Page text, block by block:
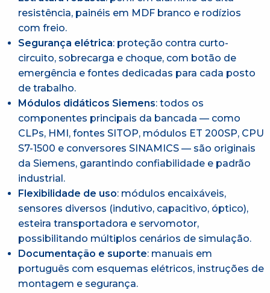
resistência, painéis em MDF branco e rodízios
com freio.
Segurança elétrica: proteção contra curto-
circuito, sobrecarga e choque, com botão de
emergência e fontes dedicadas para cada posto
de trabalho.
Módulos didáticos Siemens: todos os
componentes principais da bancada — como
CLPs, HMI, fontes SITOP, módulos ET 200SP, CPU
S7-1500 e conversores SINAMICS — são originais
da Siemens, garantindo confiabilidade e padrão
industrial.
Flexibilidade de uso: módulos encaixáveis,
sensores diversos (indutivo, capacitivo, óptico),
esteira transportadora e servomotor,
possibilitando múltiplos cenários de simulação.
Documentação e suporte: manuais em
português com esquemas elétricos, instruções de
montagem e segurança.